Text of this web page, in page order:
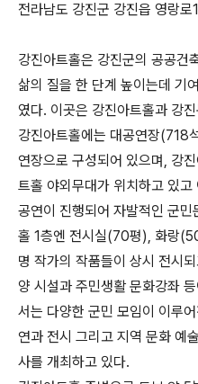
전라남도 강진군 강진읍 영랑로
강진아트홀은 강진군의 공공건
삶의 질을 한 단계 높이는데 기
였다. 이곳은 강진아트홀과 강
강진아트홀에는 대공연장(718
연장으로 구성되어 있으며, 강
트홀 야외무대가 위치하고 있
공연이 진행되어 자발적인 군
홀 1층엔 전시실(70평), 화랑
명 작가의 작품들이 상시 전시
양 시설과 주민생활 문화강좌
서는 다양한 군민 모임이 이루
연과 전시 그리고 지역 문화 예
사를 개최하고 있다.